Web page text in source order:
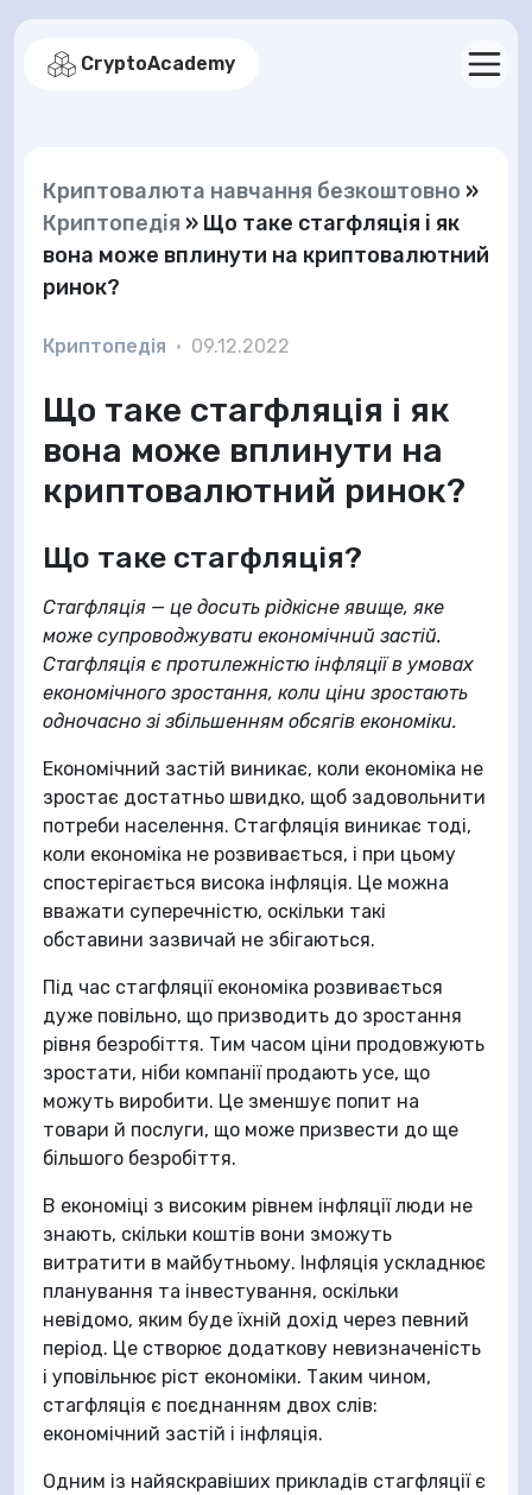
CryptoAcademy
Криптовалюта навчання безкоштовно »
Криптопедія » Що таке стагфляція і як
вона може вплинути на криптовалютний
ринок?
Криптопедія • 09.12.2022
Що таке стагфляція і як
вона може вплинути на
криптовалютний ринок?
Що таке стагфляція?
Стагфляція — це досить рідкісне явище, яке
може супроводжувати економічний застій.
Стагфляція є протилежністю інфляції в умовах
економічного зростання, коли ціни зростають
одночасно зі збільшенням обсягів економіки.
Економічний застій виникає, коли економіка не
зростає достатньо швидко, щоб задовольнити
потреби населення. Стагфляція виникає тоді,
коли економіка не розвивається, і при цьому
спостерігається висока інфляція. Це можна
вважати суперечністю, оскільки такі
обставини зазвичай не збігаються.
Під час стагфляції економіка розвивається
дуже повільно, що призводить до зростання
рівня безробіття. Тим часом ціни продовжують
зростати, ніби компанії продають усе, що
можуть виробити. Це зменшує попит на
товари й послуги, що може призвести до ще
більшого безробіття.
В економіці з високим рівнем інфляції люди не
знають, скільки коштів вони зможуть
витратити в майбутньому. Інфляція ускладнює
планування та інвестування, оскільки
невідомо, яким буде їхній дохід через певний
період. Це створює додаткову невизначеність
і уповільнює ріст економіки. Таким чином,
стагфляція є поєднанням двох слів:
економічний застій і інфляція.
Одним із найяскравіших прикладів стагфляції є